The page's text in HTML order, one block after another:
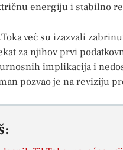
energiju i stabilno
već su izazvali
za njihov prvi
implikacija i
pozvao je na reviziju